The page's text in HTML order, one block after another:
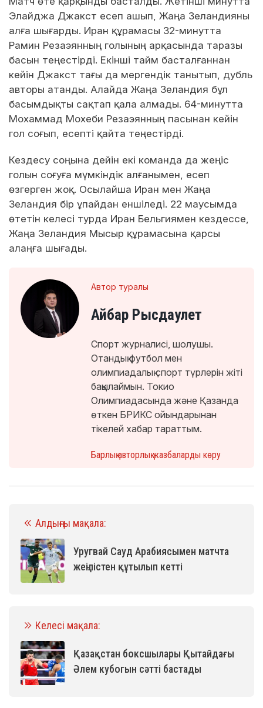
Элайджа Джакст есеп ашып, Жаңа Зеландияны
алға шығарды. Иран құрамасы 32-минутта
Рамин Резаэянның голының арқасында таразы
басын теңестірді. Екінші тайм басталғаннан
кейін Джакст тағы да мергендік танытып, дубль
авторы атанды. Алайда Жаңа Зеландия бұл
басымдықты сақтап қала алмады. 64-минутта
Мохаммад Мохеби Резаэянның пасынан кейін
гол соғып, есепті қайта теңестірді.
Кездесу соңына дейін екі команда да жеңіс
голын соғуға мүмкіндік алғанымен, есеп
өзгерген жоқ. Осылайша Иран мен Жаңа
Зеландия бір ұпайдан еншіледі. 22 маусымда
өтетін келесі турда Иран Бельгиямен кездессе,
Жаңа Зеландия Мысыр құрамасына қарсы
алаңға шығады.
Автор туралы
Айбар Рысдаулет
Спорт журналисі, шолушы.
Отандық футбол мен
олимпиадалық спорт түрлерін жіті
бақылаймын. Токио
Олимпиадасында және Қазанда
өткен БРИКС ойындарынан
тікелей хабар тараттым.
Барлық авторлық жазбаларды көру
Алдыңғы мақала:
Уругвай Сауд Арабиясымен матчта
жеңілістен құтылып кетті
Келесі мақала:
Қазақстан боксшылары Қытайдағы
Әлем кубогын сәтті бастады